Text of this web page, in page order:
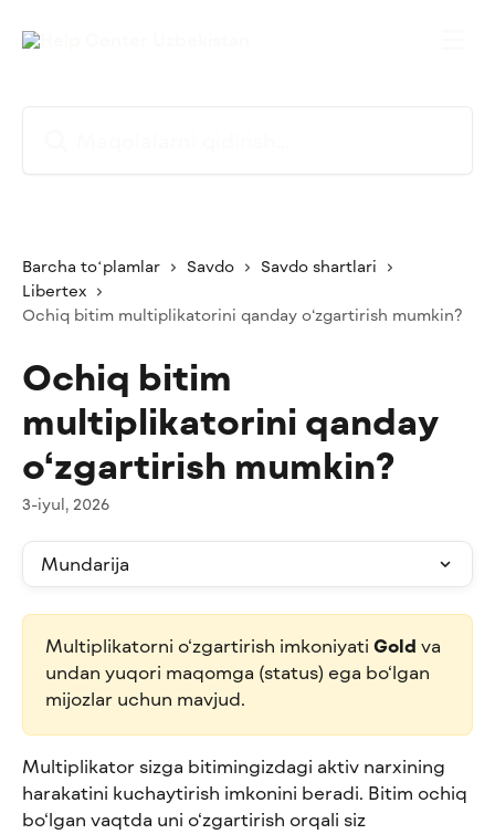
Barcha toʻplamlar Savdo
Savdo shartlari
Libertex
Ochiq bitim multiplikatorini qanday o‘zgartirish mumkin?
Ochiq bitim
multiplikatorini qanday
o‘zgartirish mumkin?
3-iyul, 2026
Mundarija
Multiplikatorni o‘zgartirish imkoniyati Gold va
undan yuqori maqomga (status) ega bo‘lgan
mijozlar uchun mavjud.
Multiplikator sizga bitimingizdagi aktiv narxining
harakatini kuchaytirish imkonini beradi. Bitim ochiq
bo‘lgan vaqtda uni o‘zgartirish orqali siz